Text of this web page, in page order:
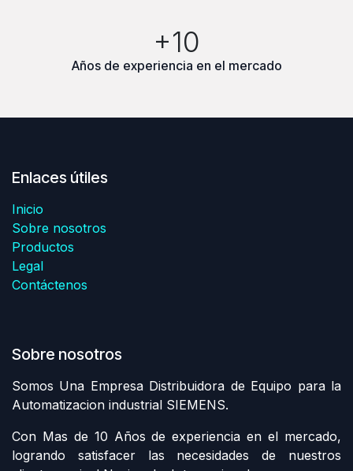
+10
Años de experiencia en el mercado
Enlaces útiles
Inicio
Sobre nosotros
Productos
Legal
Contáctenos
Sobre nosotros
Somos Una Empresa Distribuidora de Equipo para la
Automatizacion industrial SIEMENS.
Con Mas de 10 Años de experiencia en el mercado,
logrando satisfacer las necesidades de nuestros